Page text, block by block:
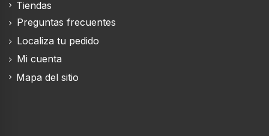
Tiendas
Preguntas frecuentes
Localiza tu pedido
Mi cuenta
Mapa del sitio